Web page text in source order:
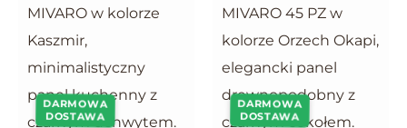
DARMOWA
DOSTAWA
DARMOWA
DOSTAWA